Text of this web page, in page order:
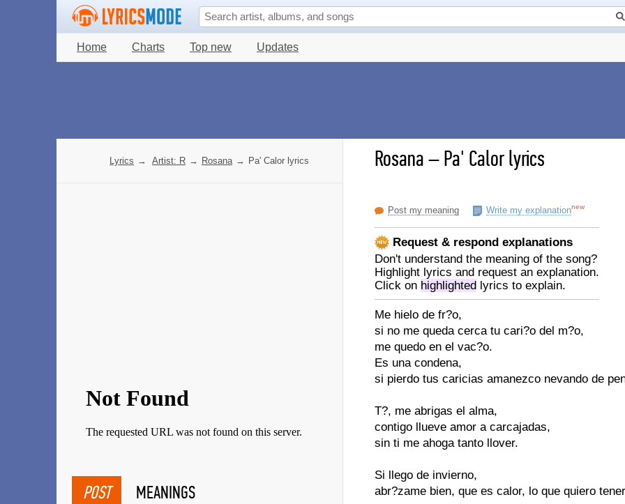
Home Charts Top new Updates
Rosana–Pa' Calor lyrics
Post my meaning Write my explanationnew
Request & respond explanations
Don't understand the meaning of the song?
Highlight lyrics and request an explanation.
Click on highlighted lyrics to explain.
Me hielo de fr?o,
si no me queda cerca tu cari?o del m?o,
me quedo en el vac?o.
Es una condena,
si pierdo tus caricias amanezco nevando de
T?, me abrigas el alma,
contigo llueve amor a carcajadas,
sin ti me ahoga tanto llover.
Si llego de invierno,
abr?zame bien, que es calor, lo que quiero
Lyrics → Artist: R → Rosana → Pa' Calor lyrics
POST MEANINGS